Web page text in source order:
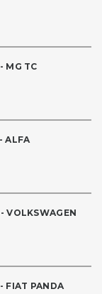
MG TC
ALFA
VOLKSWAGEN
FIAT PANDA